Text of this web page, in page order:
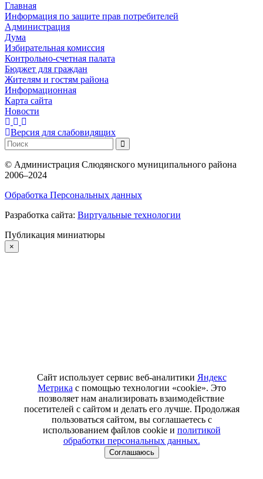
Главная
Информация по защите прав потребителей
Администрация
Дума
Избирательная комиссия
Контрольно-счетная палата
Бюджет для граждан
Жителям и гостям района
Информационная
Карта сайта
Новости
Версия для слабовидящих
© Администрация Слюдянского муниципального района
2006–2024
Обработка Персональных данных
Разработка сайта: Виртуальные технологии
Публикация миниатюры
×
Сайт использует сервис веб-аналитики Яндекс
Метрикас помощью технологии «cookie». Это
позволяет нам анализировать взаимодействие
посетителей с сайтом и делать его лучше. Продолжая
пользоваться сайтом, вы соглашаетесь с
использованием файлов cookie и политикой
обработки персональных данных.
Соглашаюсь